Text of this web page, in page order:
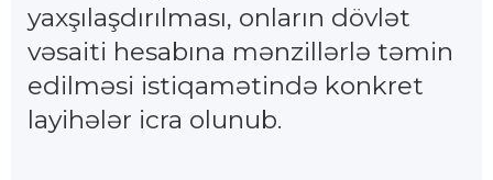
yaxşılaşdırılması, onların dövlət
vəsaiti hesabına mənzillərlə təmin
edilməsi istiqamətində konkret
layihələr icra olunub.